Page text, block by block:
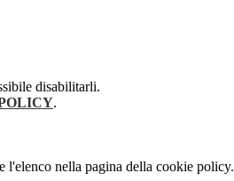
disabilitarli.
.
l'elenco nella pagina della cookie policy.